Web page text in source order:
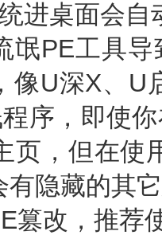
进桌面会
PE工具导
像U深X、U
序，即使
页，但在使
隐藏的其
篡改，推荐